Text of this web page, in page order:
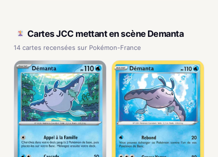
Cartes JCC mettant en scène Demanta
14 cartes recensées sur Pokémon-France